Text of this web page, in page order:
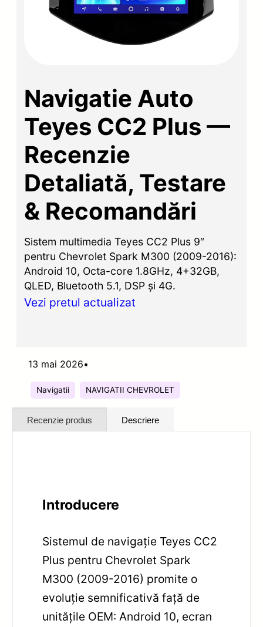
Navigatie Auto
Teyes CC2 Plus —
Recenzie
Detaliată, Testare
& Recomandări
Sistem multimedia Teyes CC2 Plus 9″
pentru Chevrolet Spark M300 (2009-2016):
Android 10, Octa-core 1.8GHz, 4+32GB,
QLED, Bluetooth 5.1, DSP și 4G.
Vezi pretul actualizat
13 mai 2026•
Navigatii NAVIGATII CHEVROLET
Recenzie produs Descriere
Introducere
Sistemul de navigație Teyes CC2
Plus pentru Chevrolet Spark
M300 (2009-2016) promite o
evoluție semnificativă față de
unitățile OEM: Android 10, ecran